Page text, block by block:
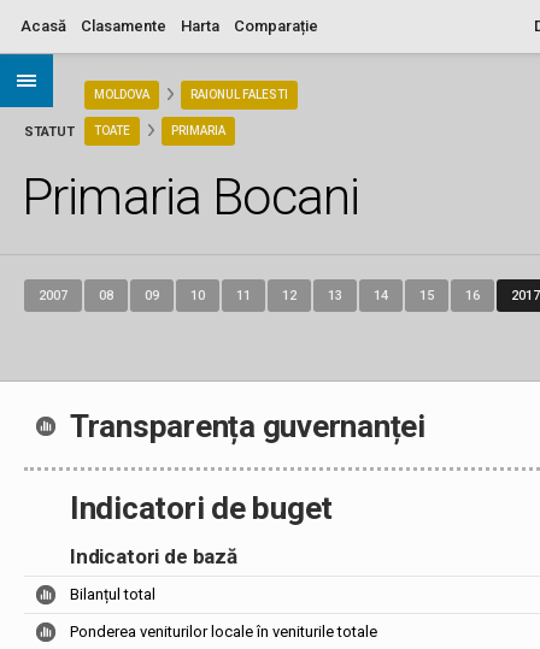
Acasă Clasamente Harta Comparație
STATUT
MOLDOVA RAIONUL FALESTI
TOATE PRIMARIA
Primaria Bocani
2007 08 09 10 11 12 13 14 15 16 2017
Transparența guvernanței
Indicatori de buget
Indicatori de bază
Bilanțul total
Ponderea veniturilor locale în veniturile totale